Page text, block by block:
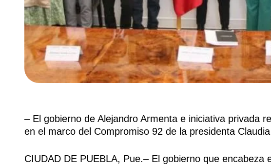
– El gobierno de Alejandro Armenta e iniciativa privada
en el marco del Compromiso 92 de la presidenta
CIUDAD DE PUEBLA, Pue.– El gobierno que encabeza